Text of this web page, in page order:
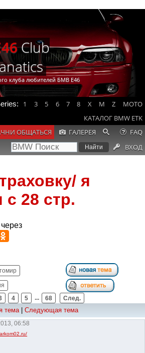
Club
клуба любителей БМВ Е46
1 3 5 6 7 8 X M Z
MOTO
КАТАЛОГ BMW ETK
ОБЩАТЬСЯ
ГАЛЕРЕЯ
FAQ
ВХОД
я
с 28 стр.
4 5 ... 68 След.
тема| Следующая тема
06:58